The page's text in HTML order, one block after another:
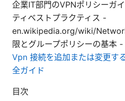
企業IT部門のVPNポリシーガ
ティベストプラクティス -
en.wikipedia.org/wiki/
限とグループポリシーの基
Vpn 接続を追加または変更す
全ガイド
目次